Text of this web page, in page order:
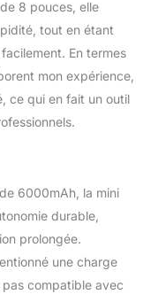
mini
offre une
de coupe
et durable,
scier le bois
les branches
accrue
5,8 m/s, notre
électrique
mener à bien
vos travaux
8 pouces, elle
tout en étant
En termes
mon expérience,
ce qui en fait un outil
6000mAh, la mini
durable,
prolongée.
une charge
pas compatible avec